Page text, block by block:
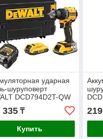
ударная
шуруповерт
DCD794D2T-QW
335₸
Купить